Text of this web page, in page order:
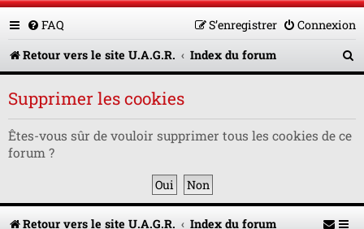
FAQ Connexion
S’enregistrer
Retour vers le site U.A.G.R.
Index du forum
e
c
Supprimer les cookies
Êtes-vous sûr de vouloir supprimer tous les cookies de ce
forum ?
Retour vers le site U.A.G.R. Index du forum